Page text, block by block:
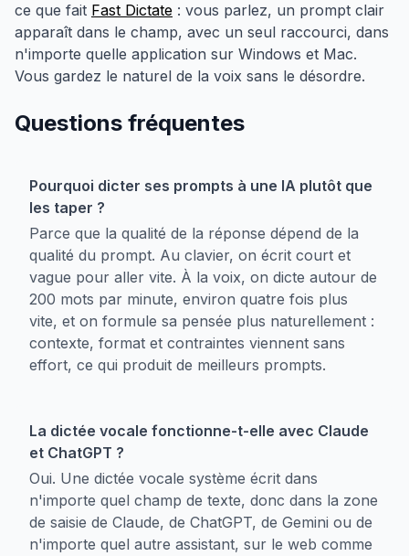
ce que fait Fast Dictate : vous parlez, un prompt clair
apparaît dans le champ, avec un seul raccourci, dans
n'importe quelle application sur Windows et Mac.
Vous gardez le naturel de la voix sans le désordre.
Questions fréquentes
Pourquoi dicter ses prompts à une IA plutôt que
les taper ?
Parce que la qualité de la réponse dépend de la
qualité du prompt. Au clavier, on écrit court et
vague pour aller vite. À la voix, on dicte autour de
200 mots par minute, environ quatre fois plus
vite, et on formule sa pensée plus naturellement :
contexte, format et contraintes viennent sans
effort, ce qui produit de meilleurs prompts.
La dictée vocale fonctionne-t-elle avec Claude
et ChatGPT ?
Oui. Une dictée vocale système écrit dans
n'importe quel champ de texte, donc dans la zone
de saisie de Claude, de ChatGPT, de Gemini ou de
n'importe quel autre assistant, sur le web comme